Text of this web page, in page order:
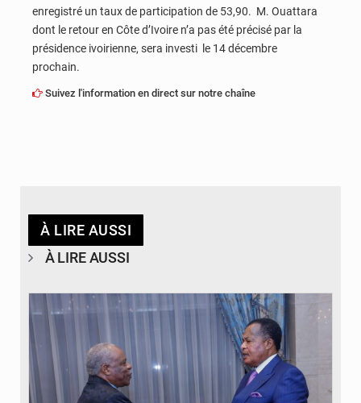
enregistré un taux de participation de 53,90. M. Ouattara
dont le retour en Côte d’Ivoire n’a pas été précisé par la
présidence ivoirienne, sera investi le 14 décembre
prochain.
Suivez l'information en direct sur notre chaîne
À LIRE AUSSI
À LIRE AUSSI